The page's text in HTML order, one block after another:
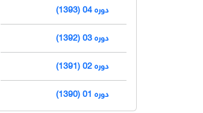
دوره 04 (1393)
دوره 03 (1392)
دوره 02 (1391)
دوره 01 (1390)